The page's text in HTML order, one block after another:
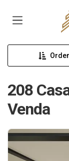
208
Venda